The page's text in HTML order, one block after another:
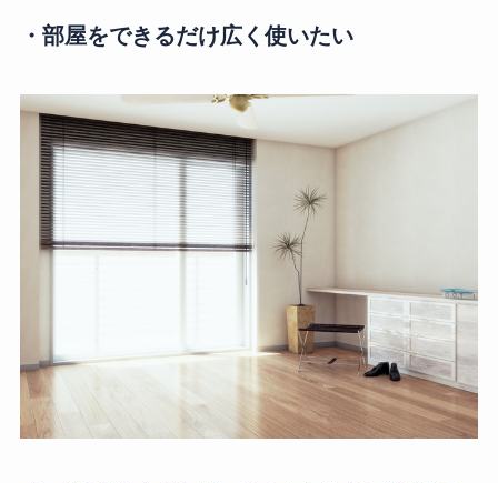
・部屋をできるだけ広く使いたい